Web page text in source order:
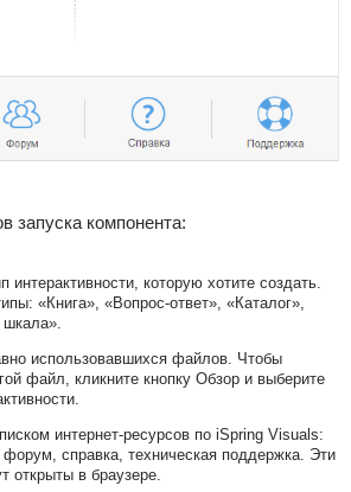
запуска компонента:
интерактивности, которую хотите создать.
«Книга», «Вопрос-ответ», «Каталог»,
использовавшихся файлов. Чтобы
файл, кликните кнопку Обзори выберите
интернет-ресурсов по iSpring Visuals:
форум, справка, техническая поддержка. Эти
открыты в браузере.